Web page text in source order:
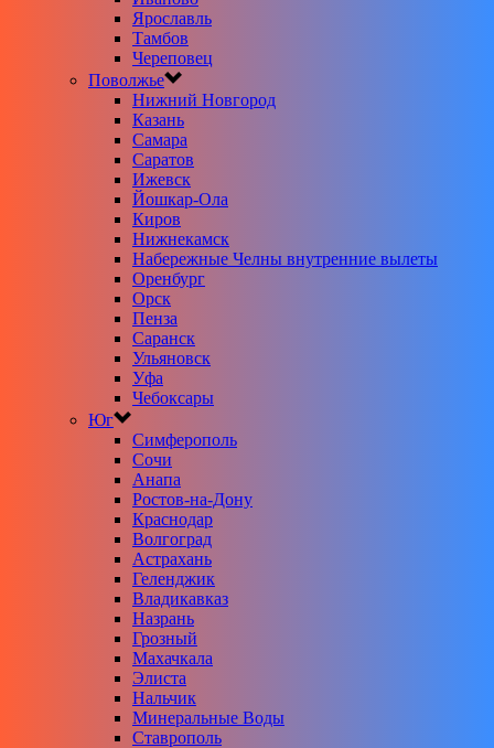
Ярославль
Тамбов
Череповец
Поволжье
Нижний Новгород
Казань
Самара
Саратов
Ижевск
Йошкар-Ола
Киров
Нижнекамск
Набережные Челны внутренние вылеты
Оренбург
Орск
Пенза
Саранск
Ульяновск
Уфа
Чебоксары
Юг
Симферополь
Сочи
Анапа
Ростов-на-Дону
Краснодар
Волгоград
Астрахань
Геленджик
Владикавказ
Назрань
Грозный
Махачкала
Элиста
Нальчик
Минеральные Воды
Ставрополь